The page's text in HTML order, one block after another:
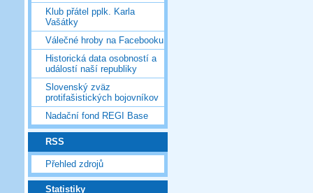
Klub přátel pplk. Karla
Vašátky
Válečné hroby na Facebooku
Historická data osobností a
událostí naší republiky
Slovenský zväz
protifašistických bojovníkov
Nadační fond REGI Base
RSS
Přehled zdrojů
Statistiky